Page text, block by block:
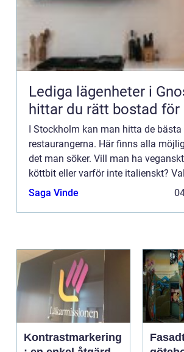
Lediga lägenheter i
hittar du rätt bostad för
I Stockholm kan man hitta de bästa
restaurangerna. Här finns alla
det man söker. Vill man ha
köttbit eller varför inte italienskt?
är väldigt många. Man låter sig
Saga Vinde
Kontrastmarkering